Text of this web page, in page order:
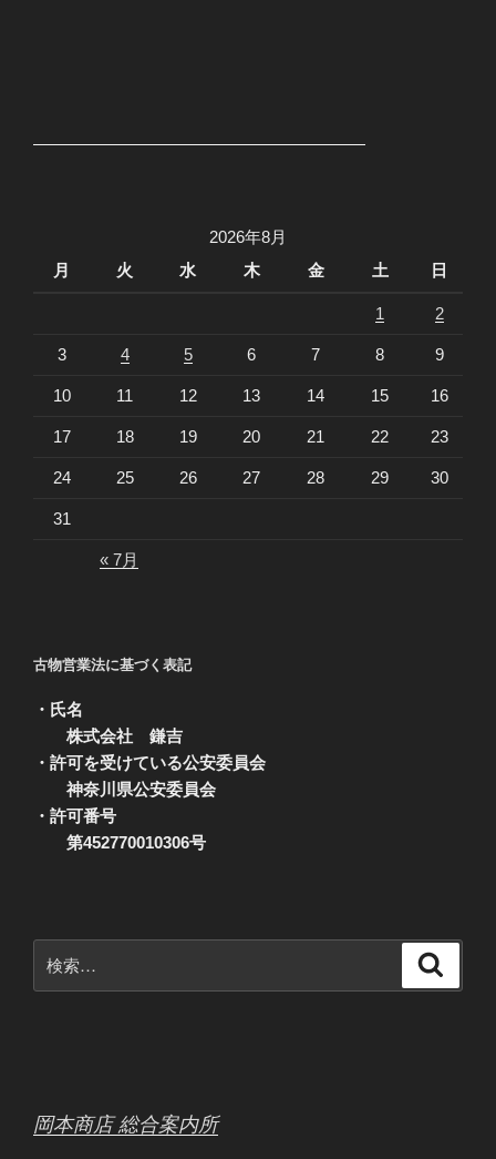
2026年8月
月
火 水 木 金 土 日
1 2
3 4 5 6 7 8 9
10 11 12 13 14 15 16
17 18 19 20 21 22 23
24 25 26 27 28 29 30
31
« 7月
古物営業法に基づく表記
・氏名
株式会社 鎌吉
・許可を受けている公安委員会
神奈川県公安委員会
・許可番号
第452770010306号
索:
岡本商店 総合案内所